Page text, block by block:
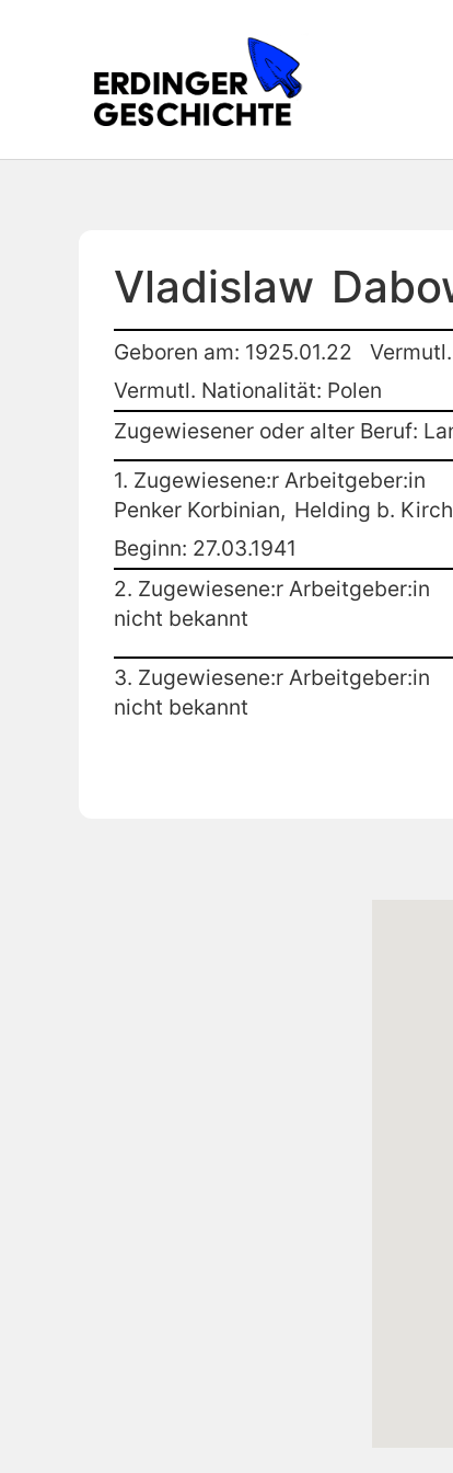
Vladislaw
Geboren am: 1925.01.22
Vermutl. Nationalität: Polen
Zugewiesener oder alter Beruf:
1. Zugewiesene:r Arbeitgeber:in
Penker Korbinian, Helding b.
Beginn: 27.03.1941
2. Zugewiesene:r Arbeitgeber:in
nicht bekannt
3. Zugewiesene:r Arbeitgeber:in
nicht bekannt